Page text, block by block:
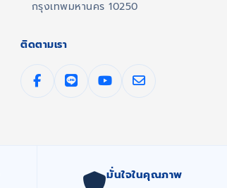
กรุงเทพมหานคร 10250
ติดตามเรา
มั่นใจในคุณภาพ